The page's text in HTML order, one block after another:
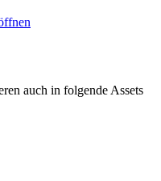
auch in folgende Assets